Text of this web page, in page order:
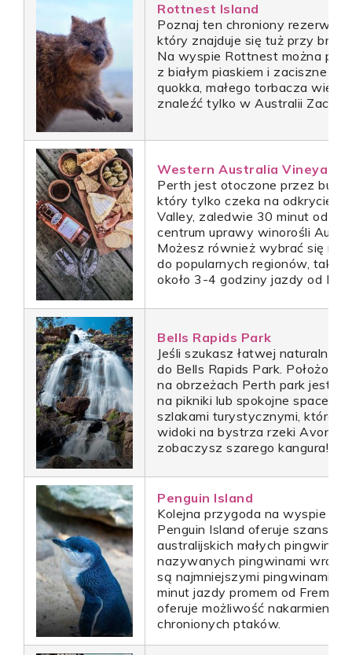
Rottnest Island
Poznaj ten chroniony rezerwat
który znajduje się tuż przy
Na wyspie Rottnest można
z białym piaskiem i zaciszne
quokka, małego torbacza
znaleźć tylko w Australii
Western Australia Vineyards
Perth jest otoczone przez
który tylko czeka na odkrycie.
Valley, zaledwie 30 minut od
centrum uprawy winorośli
Możesz również wybrać się na
do popularnych regionów,
około 3-4 godziny jazdy od
Bells Rapids Park
Jeśli szukasz łatwej naturalnej
do Bells Rapids Park. Położony
na obrzeżach Perth park jest
na pikniki lub spokojne spacery
szlakami turystycznymi, które
widoki na bystrza rzeki Avon.
zobaczysz szarego kangura!
Penguin Island
Kolejna przygoda na wyspie na
Penguin Island oferuje szansę
australijskich małych
nazywanych pingwinami
są najmniejszymi pingwinami
minut jazdy promem od
oferuje możliwość nakarmienia
chronionych ptaków.